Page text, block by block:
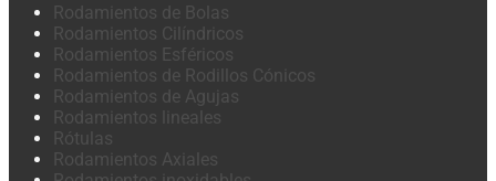
Rodamientos de Bolas
Rodamientos Cilíndricos
Rodamientos Esféricos
Rodamientos de Rodillos Cónicos
Rodamientos de Agujas
Rodamientos lineales
Rótulas
Rodamientos Axiales